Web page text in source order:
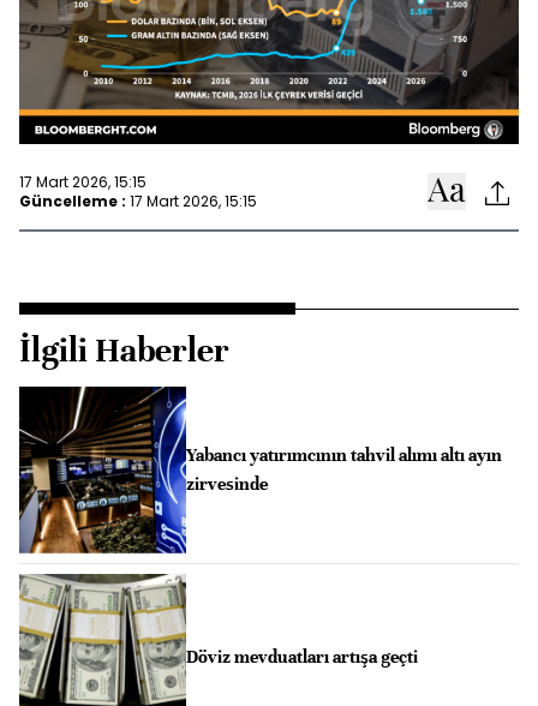
17 Mart 2026, 15:15
Güncelleme : 17 Mart 2026, 15:15
İlgili Haberler
Yabancı yatırımcının tahvil alımı altı ayın
zirvesinde
Döviz mevduatları artışa geçti